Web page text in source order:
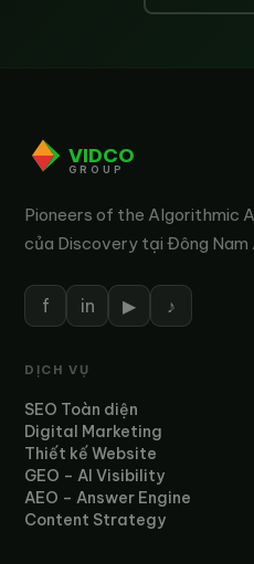
VIDCO
GROUP
Pioneers of the Algorithmic
của Discovery tại Đông Nam
f in ▶ ♪
DỊCH VỤ
SEO Toàn diện
Digital Marketing
Thiết kế Website
GEO – AI Visibility
AEO – Answer Engine
Content Strategy